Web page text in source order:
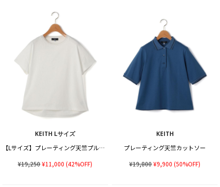
KEITH Lサイズ
【Lサイズ】プレーティング天竺プルオーバーカットソー
¥19,250¥11,000 (42%OFF)
KEITH
プレーティング天竺カットソー
¥19,800¥9,900 (50%OFF)